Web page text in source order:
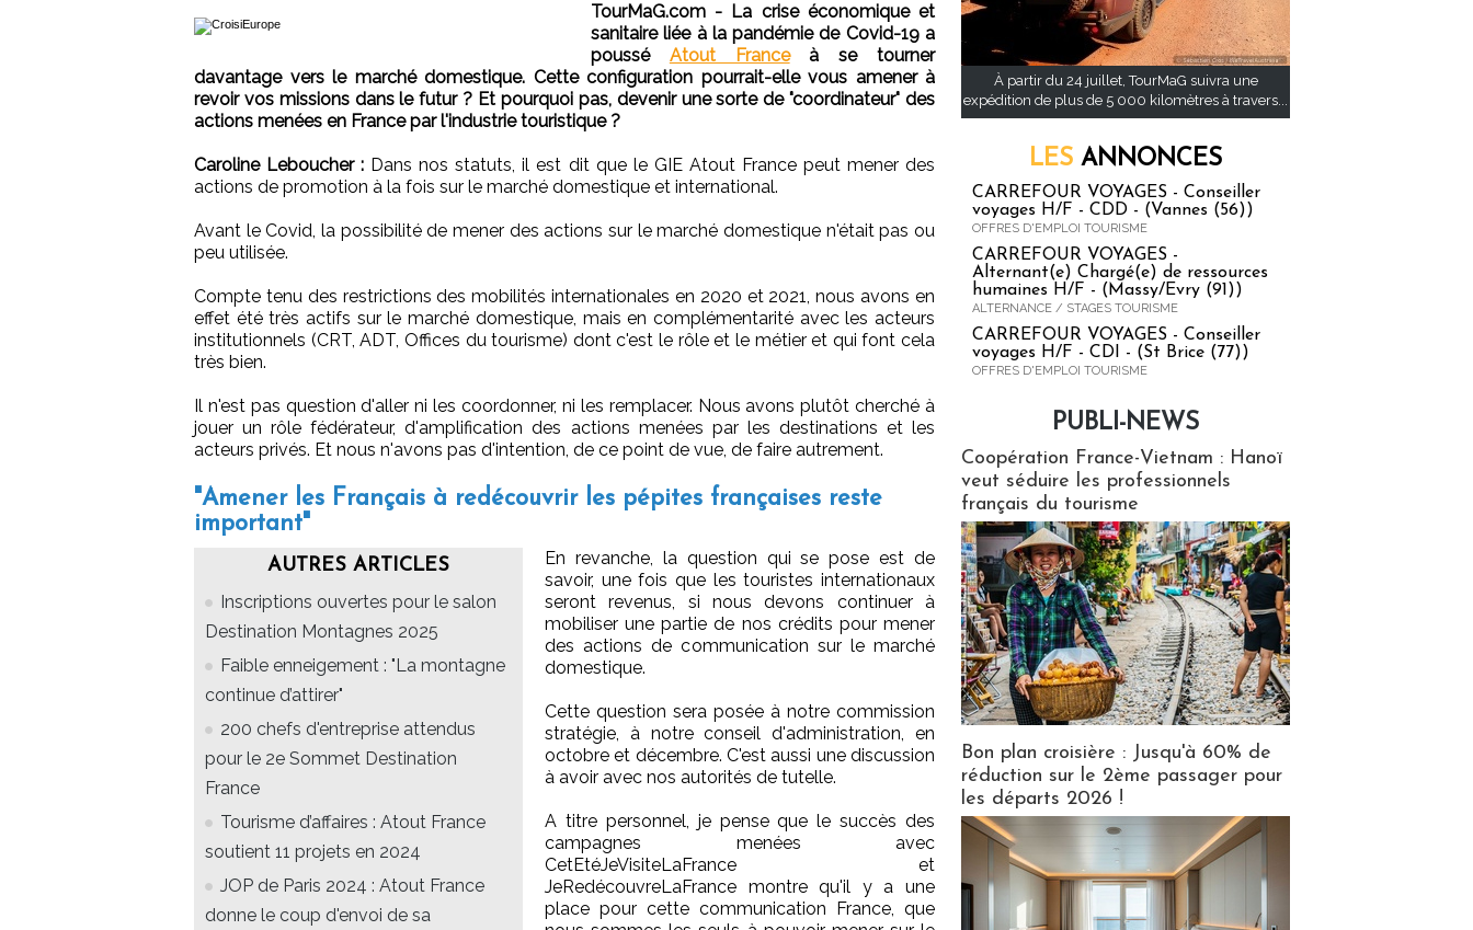
TourMaG.com - La crise économique et
sanitaire liée à la pandémie de Covid-19 a
poussé
Atout France
à se tourner
davantage vers le marché domestique. Cette configuration pourrait-elle vous amener à
revoir vos missions dans le futur ? Et pourquoi pas, devenir une sorte de "coordinateur" des
actions menées en France par l'industrie touristique ?
Caroline Leboucher : Dans nos statuts, il est dit que le GIE Atout France peut mener des
actions de promotion à la fois sur le marché domestique et international.
Avant le Covid, la possibilité de mener des actions sur le marché domestique n'était pas ou
peu utilisée.
Compte tenu des restrictions des mobilités internationales en 2020 et 2021, nous avons en
effet été très actifs sur le marché domestique, mais en complémentarité avec les acteurs
institutionnels (CRT, ADT, Offices du tourisme) dont c'est le rôle et le métier et qui font cela
très bien.
Il n'est pas question d'aller ni les coordonner, ni les remplacer. Nous avons plutôt cherché à
jouer un rôle fédérateur, d'amplification des actions menées par les destinations et les
acteurs privés. Et nous n'avons pas d'intention, de ce point de vue, de faire autrement.
"Amener les Français à redécouvrir les pépites françaises reste
important"
AUTRES ARTICLES
Inscriptions ouvertes pour le salon
Destination Montagnes 2025
Faible enneigement : "La montagne
continue d’attirer"
200 chefs d'entreprise attendus
pour le 2e Sommet Destination
France
Tourisme d’affaires : Atout France
soutient 11 projets en 2024
JOP de Paris 2024 : Atout France
donne le coup d'envoi de sa
En revanche, la question qui se pose est de
savoir, une fois que les touristes internationaux
seront revenus, si nous devons continuer à
mobiliser une partie de nos crédits pour mener
des actions de communication sur le marché
domestique.
Cette question sera posée à notre commission
stratégie, à notre conseil d'administration, en
octobre et décembre. C'est aussi une discussion
à avoir avec nos autorités de tutelle.
A titre personnel, je pense que le succès des
campagnes menées avec
CetEtéJeVisiteLaFrance et
JeRedécouvreLaFrance montre qu'il y a une
place pour cette communication France, que
À partir du 24 juillet, TourMaG suivra une
expédition de plus de 5 000 kilomètres à travers...
LES ANNONCES
CARREFOUR VOYAGES - Conseiller
voyages H/F - CDD - (Vannes (56))
OFFRES D'EMPLOI TOURISME
CARREFOUR VOYAGES -
Alternant(e) Chargé(e) de ressources
humaines H/F - (Massy/Evry (91))
ALTERNANCE / STAGES TOURISME
CARREFOUR VOYAGES - Conseiller
voyages H/F - CDI - (St Brice (77))
OFFRES D'EMPLOI TOURISME
PUBLI-NEWS
Coopération France-Vietnam : Hanoï
veut séduire les professionnels
français du tourisme
Bon plan croisière : Jusqu'à 60% de
réduction sur le 2ème passager pour
les départs 2026 !